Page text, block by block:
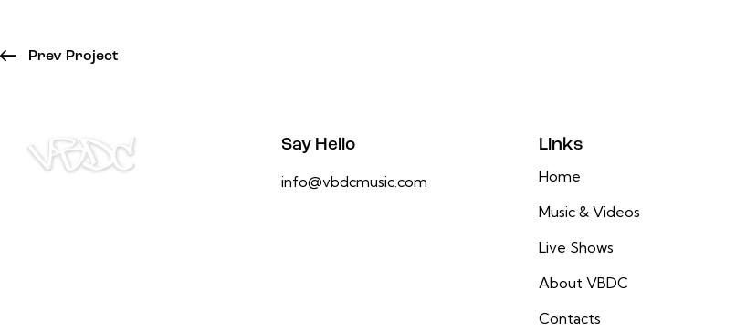
Prev Project
Say Hello
info@vbdcmusic.com
Links
Home
Music & Videos
Live Shows
About VBDC
Contacts